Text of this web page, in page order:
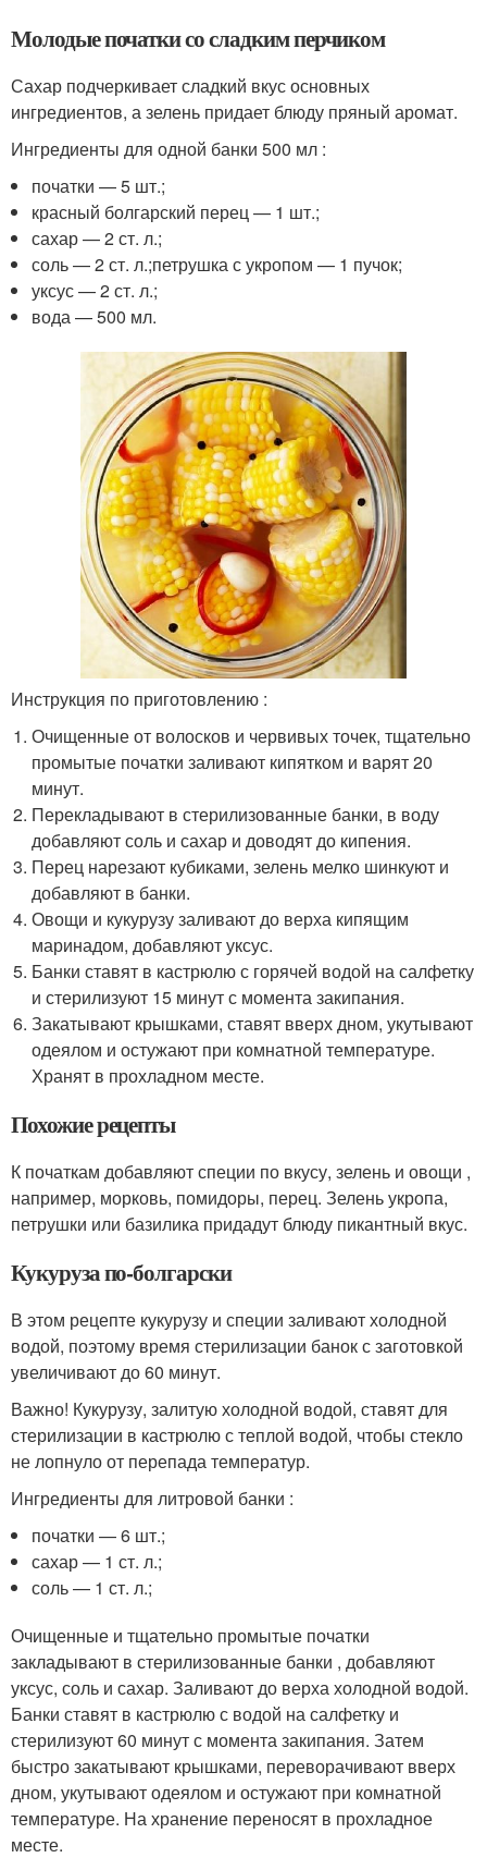
Молодые початки со сладким перчиком
Сахар подчеркивает сладкий вкус основных
ингредиентов, а зелень придает блюду пряный аромат.
Ингредиенты для одной банки 500 мл :
початки — 5 шт.;
красный болгарский перец — 1 шт.;
сахар — 2 ст. л.;
соль — 2 ст. л.;петрушка с укропом — 1 пучок;
уксус — 2 ст. л.;
вода — 500 мл.
Инструкция по приготовлению :
Очищенные от волосков и червивых точек, тщательно
промытые початки заливают кипятком и варят 20
минут.
Перекладывают в стерилизованные банки, в воду
добавляют соль и сахар и доводят до кипения.
Перец нарезают кубиками, зелень мелко шинкуют и
добавляют в банки.
Овощи и кукурузу заливают до верха кипящим
маринадом, добавляют уксус.
Банки ставят в кастрюлю с горячей водой на салфетку
и стерилизуют 15 минут с момента закипания.
Закатывают крышками, ставят вверх дном, укутывают
одеялом и остужают при комнатной температуре.
Хранят в прохладном месте.
Похожие рецепты
К початкам добавляют специи по вкусу, зелень и овощи ,
например, морковь, помидоры, перец. Зелень укропа,
петрушки или базилика придадут блюду пикантный вкус.
Кукуруза по-болгарски
В этом рецепте кукурузу и специи заливают холодной
водой, поэтому время стерилизации банок с заготовкой
увеличивают до 60 минут.
Важно! Кукурузу, залитую холодной водой, ставят для
стерилизации в кастрюлю с теплой водой, чтобы стекло
не лопнуло от перепада температур.
Ингредиенты для литровой банки :
початки — 6 шт.;
сахар — 1 ст. л.;
соль — 1 ст. л.;
Очищенные и тщательно промытые початки
закладывают в стерилизованные банки , добавляют
уксус, соль и сахар. Заливают до верха холодной водой.
Банки ставят в кастрюлю с водой на салфетку и
стерилизуют 60 минут с момента закипания. Затем
быстро закатывают крышками, переворачивают вверх
дном, укутывают одеялом и остужают при комнатной
температуре. На хранение переносят в прохладное
месте.